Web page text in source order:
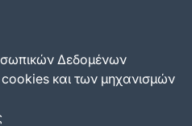
Δεδομένων
cookies και των μηχανισμών